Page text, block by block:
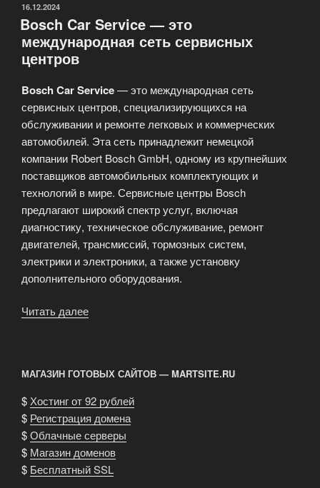
ОПУБЛИКОВАНО
16.12.2024
Bosch Car Service — это
международная сеть сервисных
центров
Bosch Car Service— это международная сеть
сервисных центров, специализирующихся на
обслуживании и ремонте легковых и коммерческих
автомобилей. Эта сеть принадлежит немецкой
компании Robert Bosch GmbH, одному из крупнейших
поставщиков автомобильных комплектующих и
технологий в мире. Сервисные центры Bosch
предлагают широкий спектр услуг, включая
диагностику, техническое обслуживание, ремонт
двигателей, трансмиссий, тормозных систем,
электрики и электроники, а также установку
дополнительного оборудования.
Читать далее
это
международная
сеть
сервисных
центров»
МАГАЗИН ГОТОВЫХ САЙТОВ — MARTSITE.RU
$ Хостинг от 92 рублей
$ Регистрация домена
$Облачные серверы
$ Магазин доменов
$ Бесплатный SSL